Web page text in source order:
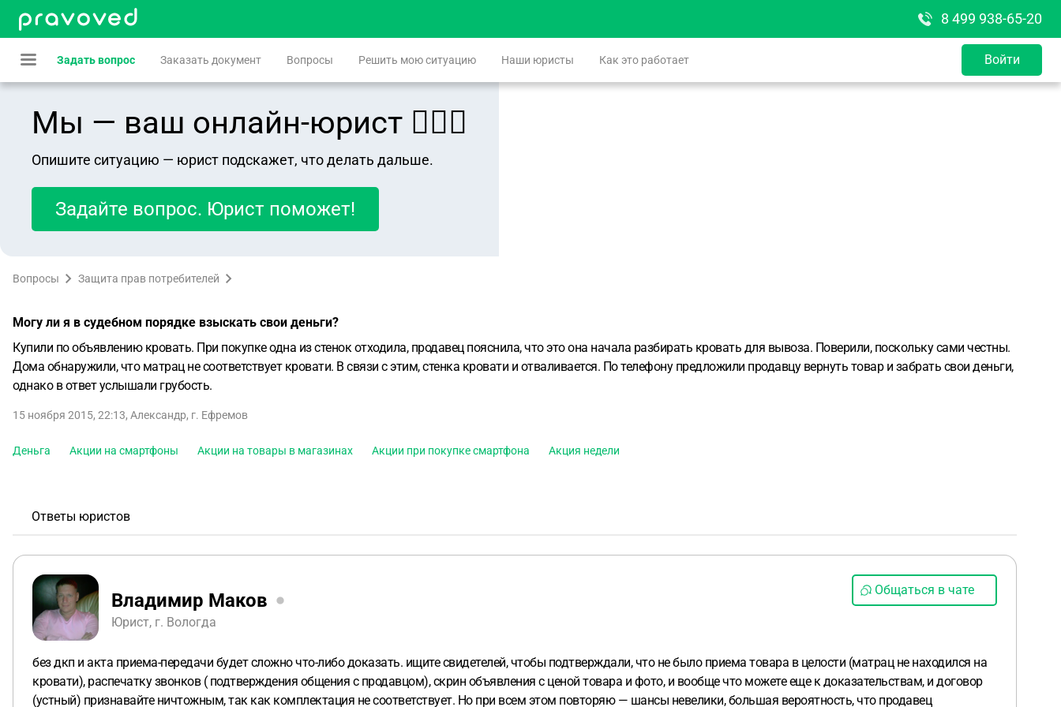
8 499 938-65-20
Задать вопрос Заказать документ Вопросы Решить мою ситуацию Наши юристы Как это работает Войти
Мы — ваш онлайн-юрист 👨🏻‍⚖️
Опишите ситуацию — юрист подскажет, что делать дальше.
Задайте вопрос. Юрист поможет!
Вопросы Защита прав потребителей
Могу ли я в судебном порядке взыскать свои деньги?
Купили по объявлению кровать. При покупке одна из стенок отходила, продавец пояснила, что это она начала разбирать кровать для вывоза. Поверили, поскольку сами честны.
Дома обнаружили, что матрац не соответствует кровати. В связи с этим, стенка кровати и отваливается. По телефону предложили продавцу вернуть товар и забрать свои деньги,
однако в ответ услышали грубость.
15 ноября 2015, 22:13, Александр, г. Ефремов
Деньга Акции на смартфоны Акции на товары в магазинах Акции при покупке смартфона Акция недели
Ответы юристов
Владимир Маков
Юрист, г. Вологда
Общаться в чате
без дкп и акта приема-передачи будет сложно что-либо доказать. ищите свидетелей, чтобы подтверждали, что не было приема товара в целости (матрац не находился на
кровати), распечатку звонков ( подтверждения общения с продавцом), скрин объявления с ценой товара и фото, и вообще что можете еще к доказательствам, и договор
(устный) признавайте ничтожным, так как комплектация не соответствует. Но при всем этом повторяю — шансы невелики, большая вероятность, что продавец